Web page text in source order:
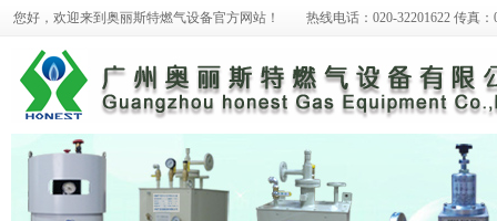
您好，欢迎来到奥丽斯特燃气设备官方网站！ 热线电话：020-32201622 传真：